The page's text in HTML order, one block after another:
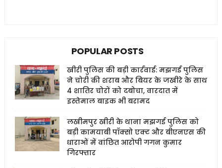
POPULAR POSTS
खीरी पुलिस की बड़ी कार्रवाई: मझगई पुलिस
ने चोरी की शराब और बियर के जखीरे के साथ
4 शातिर चोरों को दबोचा, वारदात में
इस्तेमाल बाइक भी बरामद
लखीमपुर खीरी के थाना मझगई पुलिस को
बड़ी कामयाबी पॉक्सो एक्ट और बीएनएस की
धाराओं में वांछित आरोपी गगन कुमार
गिरफ्तार